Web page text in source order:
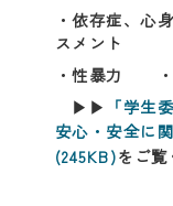
・依存症、
スメント
・性暴力
▶▶ 「学生
安心・安全に
(245KB)をご覧